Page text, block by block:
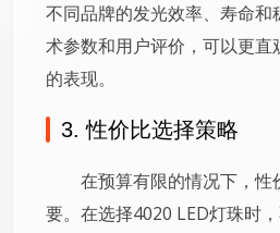
不同品牌的发光效率、寿命和
术参数和用户评价，可以更直
的表现。
3. 性价比选择策略
在预算有限的情况下，性
要。在选择4020 LED灯珠时